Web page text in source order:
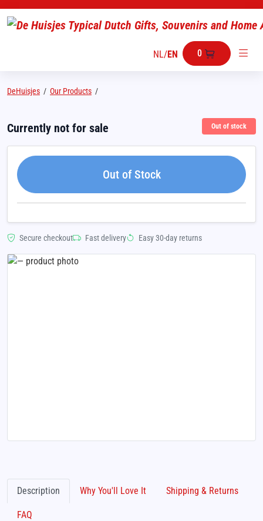
NL/EN 0
DeHuisjes / Our Products /
Currently not for sale Out of stock
Out of Stock
Secure checkout Fast delivery Easy 30-day returns
Description Why You'll Love It Shipping & Returns
FAQ